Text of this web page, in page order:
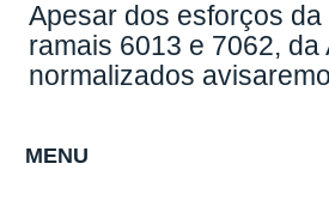
Apesar dos esforços
ramais 6013 e 7062,
normalizados
MENU